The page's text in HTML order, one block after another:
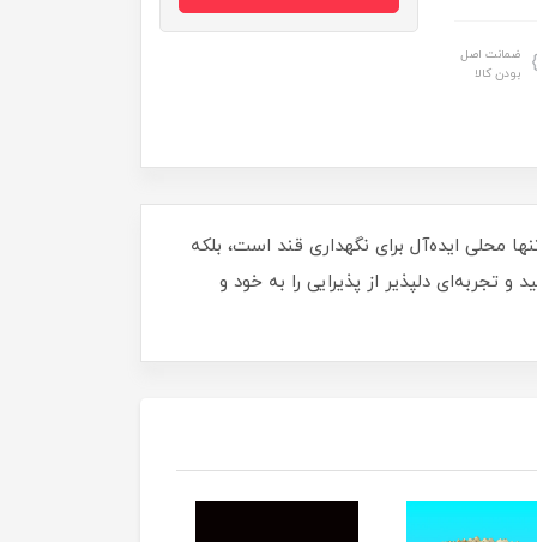
ضمانت اصل
بودن کالا
محلی ایده‌آل برای نگهداری قند است، بلکه
دلپذیر از پذیرایی را به خود و